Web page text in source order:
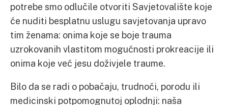
potrebe smo odlučile otvoriti Savjetovalište koje
će nuditi besplatnu uslugu savjetovanja upravo
tim ženama: onima koje se boje trauma
uzrokovanih vlastitom mogućnosti prokreacije ili
onima koje već jesu doživjele traume.
Bilo da se radi o pobačaju, trudnoći, porodu ili
medicinski potpomognutoj oplodnji: naša